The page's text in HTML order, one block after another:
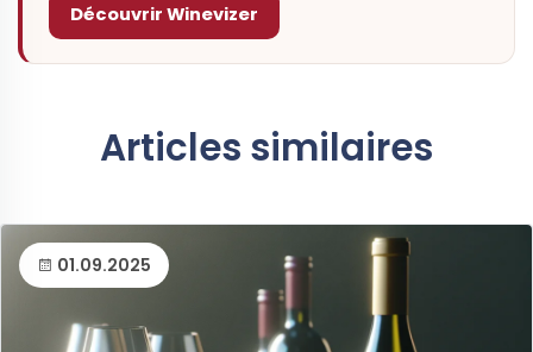
Découvrir Winevizer
Articles similaires
01.09.2025